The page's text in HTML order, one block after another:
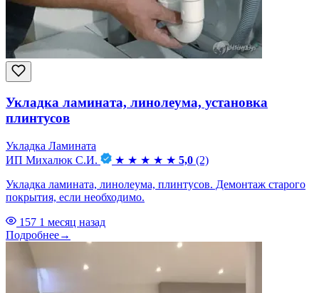
Укладка ламината, линолеума, установка
плинтусов
Укладка Ламината
ИП Михалюк С.И.
★ ★ ★ ★ ★ 5,0 (2)
Укладка ламината, линолеума, плинтусов. Демонтаж старого
покрытия, если необходимо.
157 1 месяц назад
Подробнее→